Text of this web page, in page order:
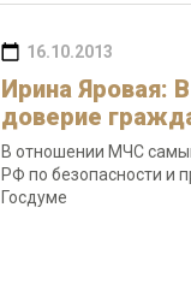
16.10.2013
Ирина Яровая:
доверие
В отношении МЧС
РФ по безопасности и
Госдуме